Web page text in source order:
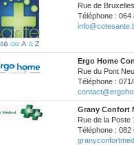
Rue de
Téléphone : 064
Ergo Home
Rue du Pont
Téléphone :
Grany Confort
Rue de la Poste
Téléphone : 082